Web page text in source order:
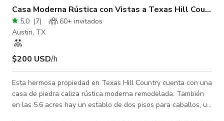
Casa Moderna Rústica con Vistas a Texas Hill Country
5.0 (7)
60+ invitados
Austin, TX
$200 USD/h
Esta hermosa propiedad en Texas Hill Country cuenta con una
casa de piedra caliza rústica moderna remodelada. También
en las 5.6 acres hay un establo de dos pisos para caballos, un